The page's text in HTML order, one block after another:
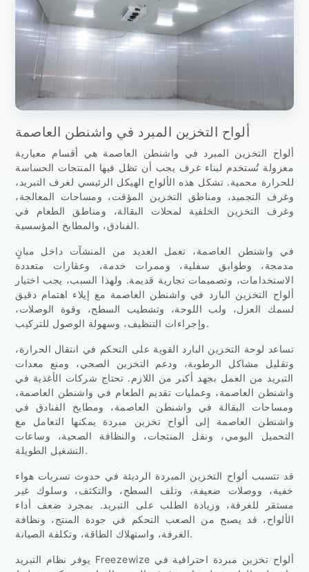
ألواح التخزين المبرد في واشنطن العاصمة
ألواح التخزين المبرد في واشنطن العاصمة هي أقسام معيارية
معزولة تُستخدم لبناء غرف يجب أن تظل فيها المنتجات الحساسة
للحرارة محمية. تشكل هذه الألواح الهيكل الرئيسي لغرف التبريد،
وغرف التجميد، ومناطق التخزين المؤقت، ومساحات المعالجة،
وغرف التخزين الخلفية لمحلات البقالة، ومناطق الطعام في
الفنادق، والمطابخ المؤسسية.
في واشنطن العاصمة، تعمل العديد من المنشآت داخل مبانٍ
مدمجة، وطوابق سفلية، وممرات خدمة، وعقارات متعددة
الاستخدامات، وتصميمات تجارية قديمة. ولهذا السبب، يجب اختيار
ألواح التخزين البارد في واشنطن العاصمة مع إيلاء اهتمام دقيق
لسمك العزل، ولب اللوحة، وتشطيب السطح، وقوة الوصلات،
وإجراءات التنظيف، وسهولة الوصول للتركيب.
تساعد لوحة التخزين البارد القوية على التحكم في انتقال الحرارة،
وتقليل مشاكل الرطوبة، ودعم التخزين الصحي، ومنع معدات
التبريد من العمل بجهد أكبر من اللازم. تحتاج شركات الأغذية في
واشنطن العاصمة، وعمليات تقديم الطعام في واشنطن العاصمة،
ومساحات البقالة في واشنطن العاصمة، ومطابخ الفنادق في
واشنطن العاصمة إلى ألواح تخزين مبردة يمكنها التعامل مع
التحميل اليومي، ونقل المنتجات، والنظافة الصحية، وساعات
التشغيل الطويلة.
قد تتسبب ألواح التخزين المبردة الرديئة في حدوث تسربات هواء
خفية، ووصلات ضعيفة، وتلف السطح، والتكثف، وسلوك غير
مستقر للغرفة، وزيادة الطلب على التبريد. بمجرد ضعف أداء
الألواح، قد يصبح من الصعب التحكم في جودة المنتج، ونظافة
الغرفة، واستهلاك الطاقة، وتكلفة الصيانة.
يوفر نظام التبريد Freezewize ألواح تخزين مبردة احترافية في